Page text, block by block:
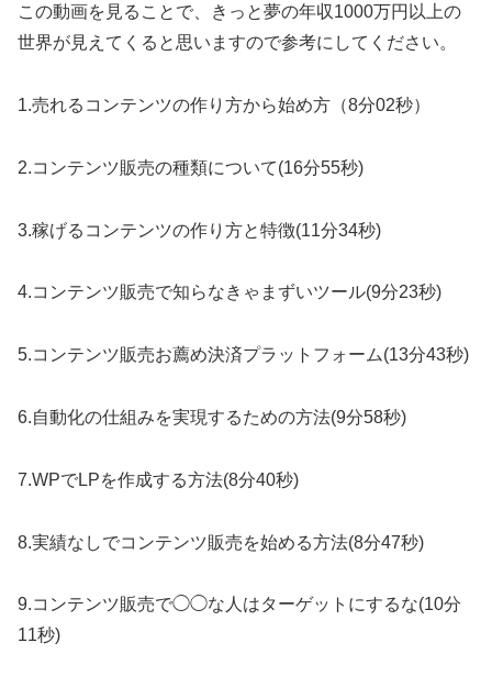
この動画を見ることで、きっと夢の年収1000万円以上の
世界が見えてくると思いますので参考にしてください。
1.売れるコンテンツの作り方から始め方（8分02秒）
2.コンテンツ販売の種類について(16分55秒)
3.稼げるコンテンツの作り方と特徴(11分34秒)
4.コンテンツ販売で知らなきゃまずいツール(9分23秒)
5.コンテンツ販売お薦め決済プラットフォーム(13分43秒)
6.自動化の仕組みを実現するための方法(9分58秒)
7.WPでLPを作成する方法(8分40秒)
8.実績なしでコンテンツ販売を始める方法(8分47秒)
9.コンテンツ販売で◯◯な人はターゲットにするな(10分
11秒)